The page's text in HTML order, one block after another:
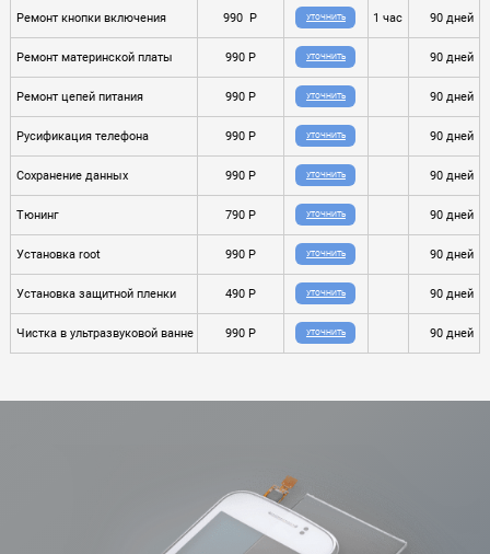
Ремонт кнопки включения 990 P УТОЧНИТЬ 1 час 90 дней
Ремонт материнской платы 990 P УТОЧНИТЬ 90 дней
Ремонт цепей питания 990 P УТОЧНИТЬ 90 дней
Русификация телефона 990 P УТОЧНИТЬ 90 дней
Сохранение данных 990 P УТОЧНИТЬ 90 дней
Тюнинг 790 P УТОЧНИТЬ 90 дней
Установка root 990 P УТОЧНИТЬ 90 дней
Установка защитной пленки 490 P УТОЧНИТЬ 90 дней
Чистка в ультразвуковой ванне 990 P УТОЧНИТЬ 90 дней